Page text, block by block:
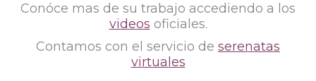
Conóce mas de su trabajo accediendo a los
videos oficiales.
Contamos con el servicio de serenatas
virtuales